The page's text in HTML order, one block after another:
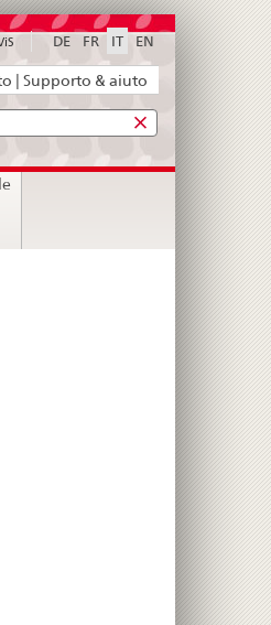
| Supporto & aiuto
DE FR IT EN